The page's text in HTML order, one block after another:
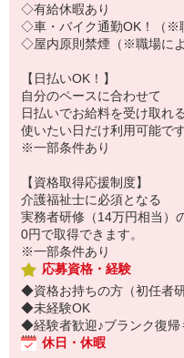
◇有給休暇あり
◇車・バイク通勤OK！（※
◇屋内原則禁煙（※職場によ
【日払いOK！】
自分のペースに合わせて
日払いでお給料を受け取れ
使いたい日だけ利用可能です
※一部条件あり
【資格取得応援制度】
介護福祉士に必須となる
実務者研修（14万円相当）
0円で取得できます。
※一部条件あり
応募資格・経験
◆資格お持ちの方（初任者研
◆未経験OK
◆経験者歓迎♪ブランク復帰
休日・休暇